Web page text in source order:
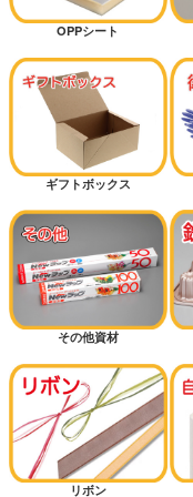
OPPシート
ギフトボックス
その他資材
リボン